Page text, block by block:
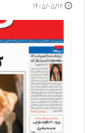
۱۴۰۵/۰۵/۱۶